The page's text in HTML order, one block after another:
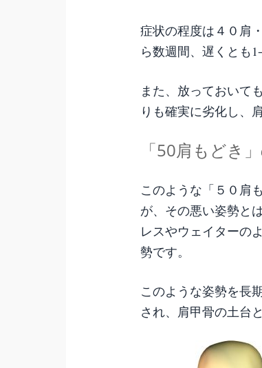
症状の程度は４０肩
ら数週間、遅くとも
また、放っておいて
りも確実に劣化し、
「50肩もどき
このような「５０肩
が、その悪い姿勢と
レスやウェイターの
勢です。
このような姿勢を長
され、肩甲骨の土台